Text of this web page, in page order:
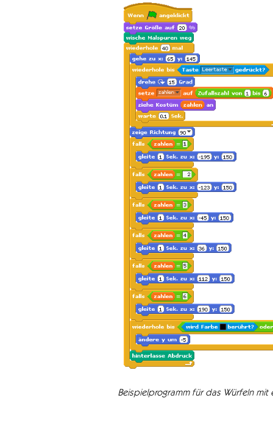
Beispielprogramm für das Würfeln mit